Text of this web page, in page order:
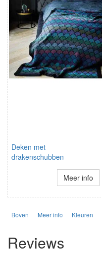
Deken met
drakenschubben
Meer info
Boven Meer info Kleuren
Reviews